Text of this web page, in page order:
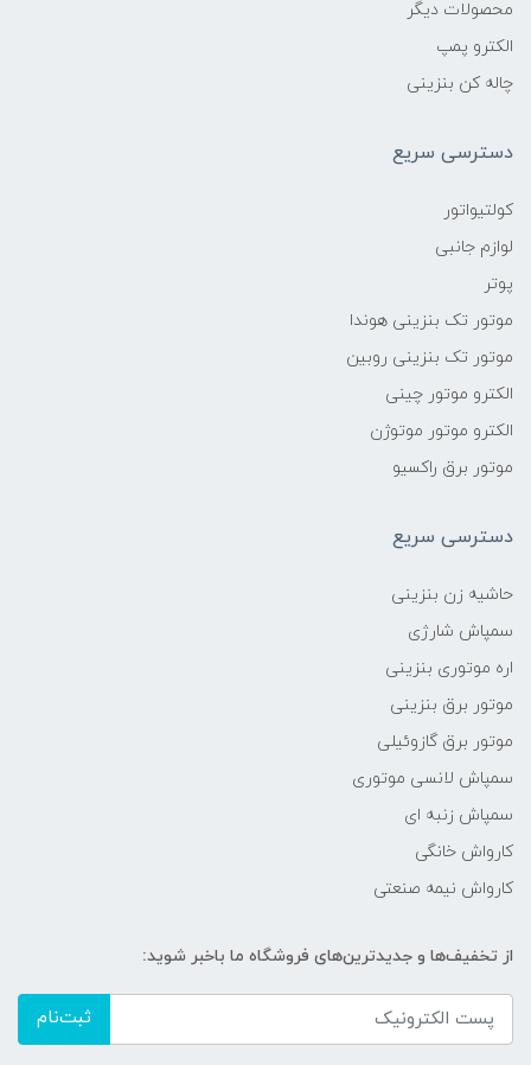
محصولات دیگر
الکترو پمپ
چاله کن بنزینی
دسترسی سریع
کولتیواتور
لوازم جانبی
پوتر
موتور تک بنزینی هوندا
موتور تک بنزینی روبین
الکترو موتور چینی
الکترو موتور موتوژن
موتور برق راکسیو
دسترسی سریع
حاشیه زن بنزینی
سمپاش شارژی
اره موتوری بنزینی
موتور برق بنزینی
موتور برق گازوئیلی
سمپاش لانسی موتوری
سمپاش زنبه ای
کارواش خانگی
کارواش نیمه صنعتی
از تخفیف‌ها و جدیدترین‌های فروشگاه ما باخبر شوید:
ثبت‌نام